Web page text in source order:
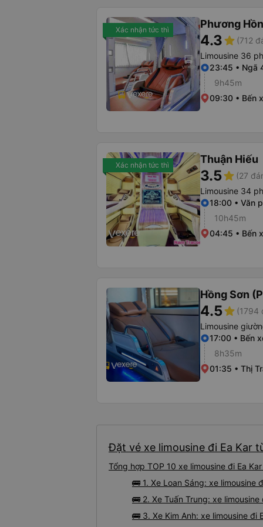
Xác nhận tức thì Phương
4.3star (712
Limousine 36
23:45 • Ngã
9h45m
09:30 • Bến
Xác nhận tức thì Thuận Hiếu
3.5star (27
Limousine 34
18:00 • Văn
10h45m
04:45 • Bến
Hồng Sơn
4.5star (1794
Limousine
17:00 • Bến
8h35m
01:35 • Thị
Đặt vé xe limousine đi Ea Kar
Tổng hợp TOP 10 xe limousine đi Ea
🚌 1. Xe Loan Sáng: xe limousine
🚌 2. Xe Tuấn Trung: xe
🚌 3. Xe Kim Anh: xe limousine đi